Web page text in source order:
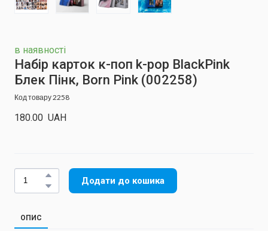
в наявності
Набір карток к-поп k-pop BlackPink
Блек Пінк, Born Pink (002258)
Код товару 2258
180.00  UAH
Додати до кошика
ОПИС